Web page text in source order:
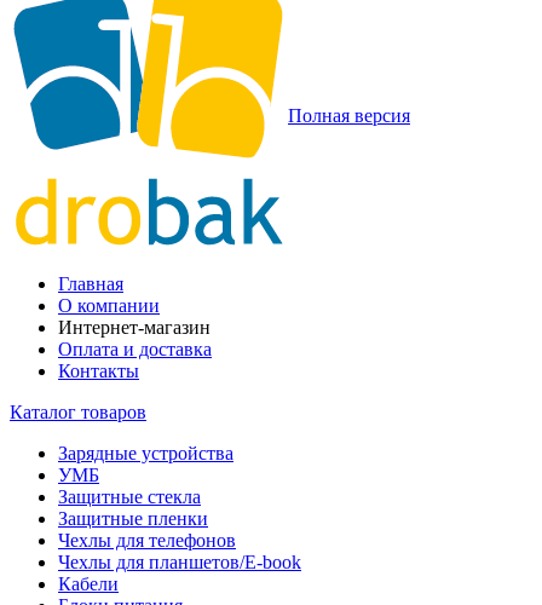
Полная версия
Главная
О компании
Интернет-магазин
Оплата и доставка
Контакты
Каталог товаров
Зарядные устройства
УМБ
Защитные стекла
Защитные пленки
Чехлы для телефонов
Чехлы для планшетов/E-book
Кабели